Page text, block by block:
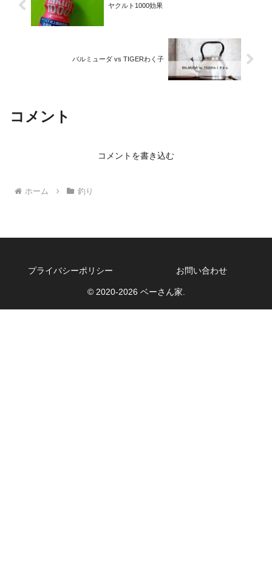
ヤクルト1000効果
バルミューダ vs TIGERわく子
コメント
コメントを書き込む
ホーム 釣り
プライバシーポリシー お問い合わせ
© 2020-2026 ベーさん家.